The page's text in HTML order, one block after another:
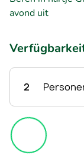
avond uit
2